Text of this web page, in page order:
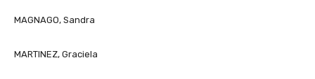
MAGNAGO, Sandra
MARTINEZ, Graciela